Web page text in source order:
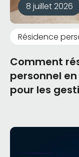
8 juillet 2026
Résidence
Comment
personnel en
pour les